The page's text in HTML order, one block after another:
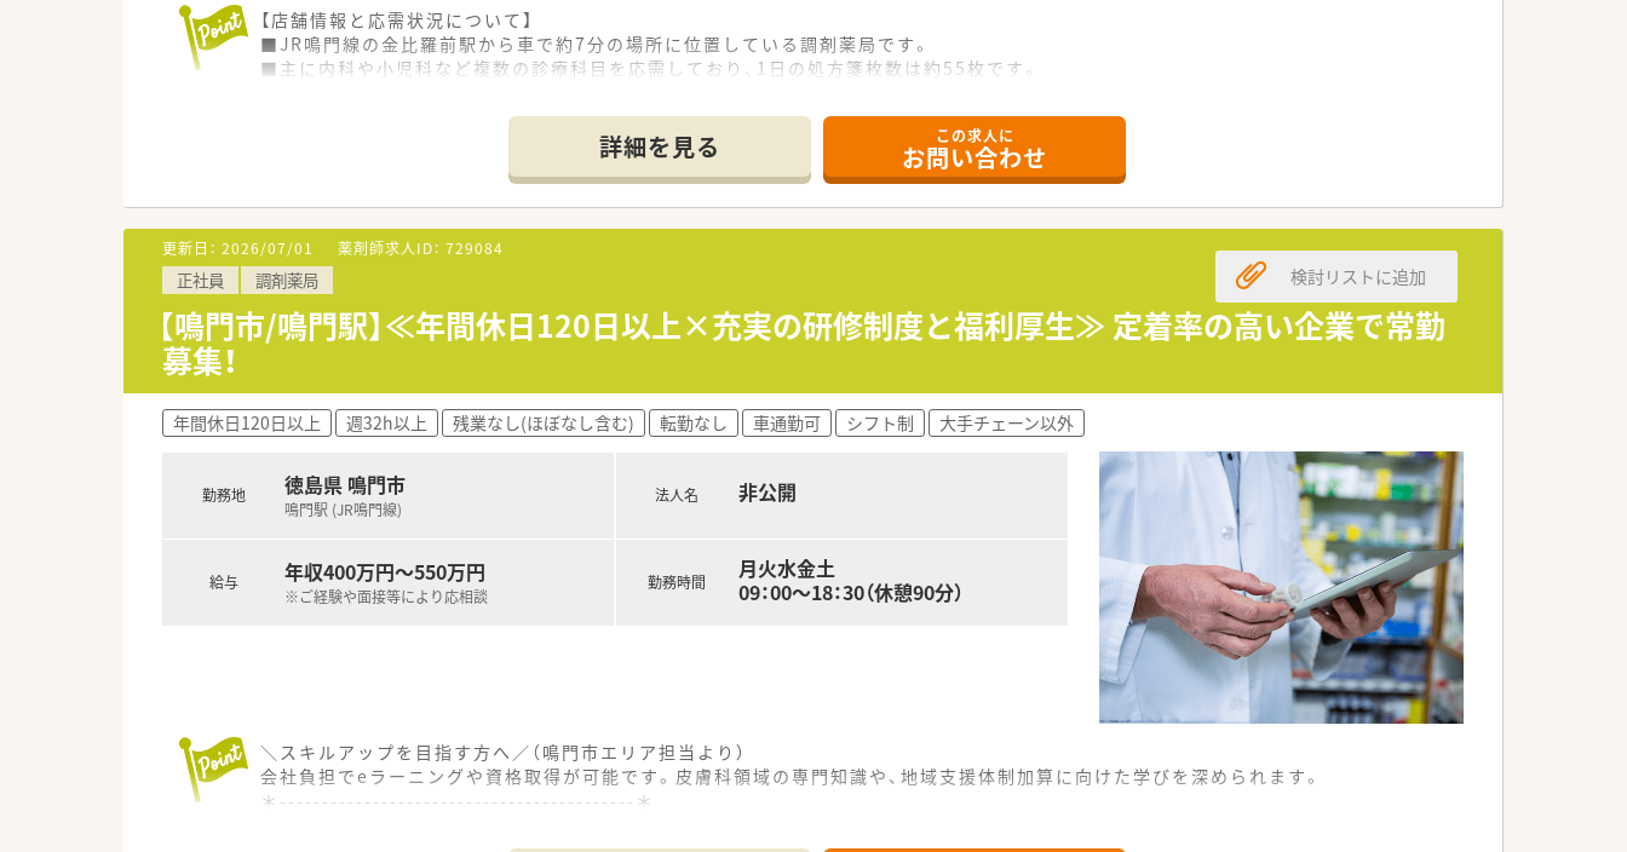
【店舗情報と応需状況について】
■JR鳴門線の金比羅前駅から車で約7分の場所に位置している調剤薬局です。
■主に内科や小児科など複数の診療科目を応需しており、1日の処方箋枚数は約55枚です。
■スタッフの退職予定に伴う欠員補充のため、即戦力として活躍してくださる方を募集します。
■これまでの調剤経験を活かし、地域医療に貢献したいという意欲のある方を求めています。
■チームワークを大切にし、他のスタッフと協力しながら業務を遂行できる方を歓迎します。
【法人特徴について】
■徳島県を中心にグループ全体で12店舗の調剤薬局を展開している地域密着型の企業です。
■最新の調剤設備への投資を積極的に行っており、業務効率化を常に推進しています。
■年に1店舗のペースで新規出店を続けており、安定した成長を遂げている法人です。
■ご家庭の事情やプライベートの時間に合わせて、柔軟な働き方を希望される方におすすめです。
■最新の調剤機器が整った環境で、安全かつ効率的に業務を行いたい方に向いています。
詳細を見る この求人に
お問い合わせ
更新日： 2026/07/01 薬剤師求人ID： 729084
正社員 調剤薬局
【鳴門市/鳴門駅】≪年間休日120日以上×充実の研修制度と福利厚生≫ 定着率の高い企業で常勤
募集！
検討リストに追加
年間休日120日以上 週32h以上 残業なし(ほぼなし含む) 転勤なし 車通勤可 シフト制 大手チェーン以外
勤務地 徳島県 鳴門市
鳴門駅 (JR鳴門線)
給与 年収400万円～550万円
※ご経験や面接等により応相談
法人名 非公開
勤務時間
月火水金土
09：00～18：30（休憩90分）
＼スキルアップを目指す方へ／（鳴門市エリア担当より）
会社負担でeラーニングや資格取得が可能です。皮膚科領域の専門知識や、地域支援体制加算に向けた学びを深められます。
＊------------------------------------------＊